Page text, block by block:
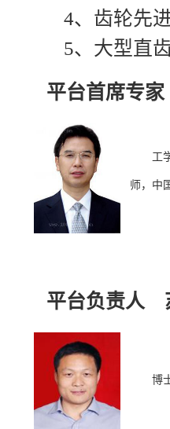
4、齿轮先进
5、大型直齿
平台首席专
工
师，中
平台负责人
博